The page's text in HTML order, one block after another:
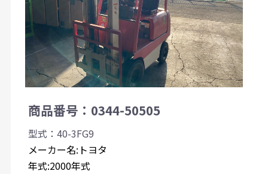
商品番号：0344-50505
型式：40-3FG9
メーカー名:トヨタ
年式:2000年式